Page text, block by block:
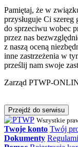
Pamiętaj, że w
przysługuje Ci
do sprzeciwu wobec
przez nas
z naszą oceną
inne zastrzeżenia w
prześlij nam swoje
Zarząd PTWP-
Przejdź do serwisu
Wszystkie
Twoje konto Twój
Dokumenty